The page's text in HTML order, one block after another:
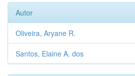
Autor
Oliveira, Aryane R.
Santos, Elaine A. dos